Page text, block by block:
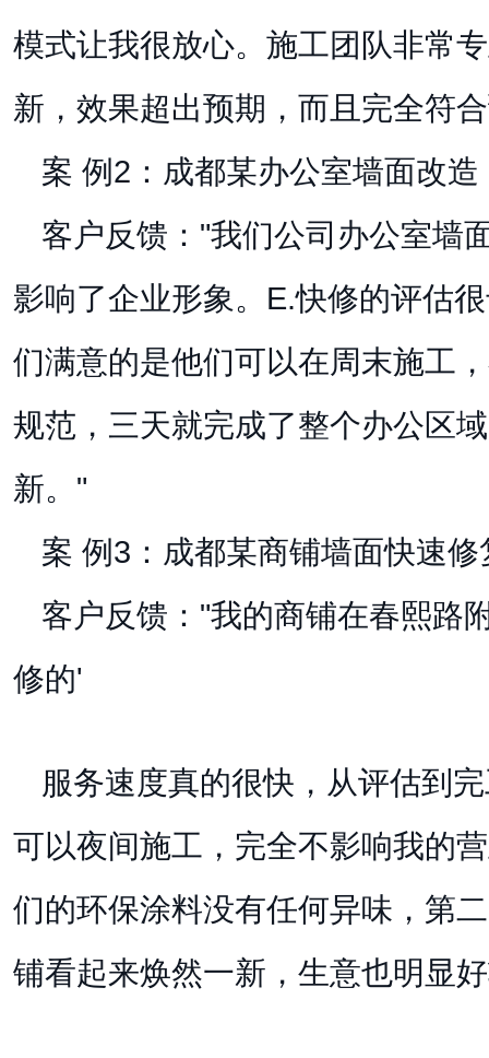
模式让我很放心。施工团队非常
新，效果超出预期，而且完全符
案 例2：成都某办公室墙面改造
客户反馈："我们公司办公室墙
影响了企业形象。E.快修的评估
们满意的是他们可以在周末施工
规范，三天就完成了整个办公区
新。"
案 例3：成都某商铺墙面快速修
客户反馈："我的商铺在春熙路
修的'
服务速度真的很快，从评估到
可以夜间施工，完全不影响我的
们的环保涂料没有任何异味，第
铺看起来焕然一新，生意也明显